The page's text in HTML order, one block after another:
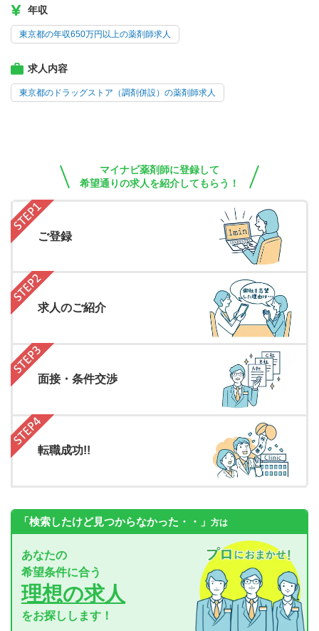
年収
東京都の年収650万円以上の薬剤師求人
求人内容
東京都のドラッグストア（調剤併設）の薬剤師求人
マイナビ薬剤師に登録して
希望通りの求人を紹介してもらう！
ご登録
求人のご紹介
面接・条件交渉
転職成功!!
「検索したけど見つからなかった・・」 方は
あなたの
希望条件に合う
理想の求人
をお探しします！